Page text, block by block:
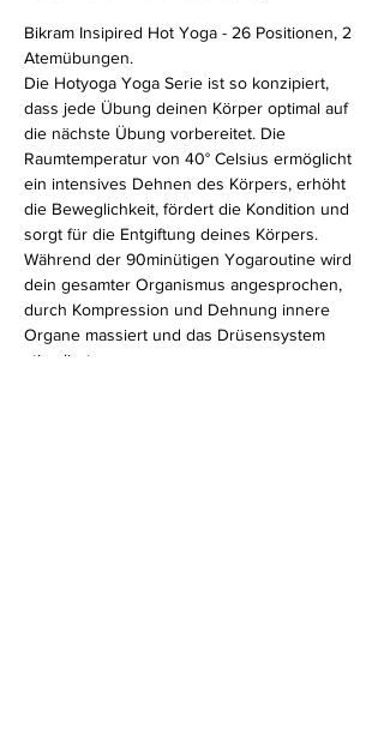
Bikram Insipired Hot Yoga - 26 Positionen, 2
Atemübungen.
Die Hotyoga Yoga Serie ist so konzipiert,
dass jede Übung deinen Körper optimal auf
die nächste Übung vorbereitet. Die
Raumtemperatur von 40° Celsius ermöglicht
ein intensives Dehnen des Körpers, erhöht
die Beweglichkeit, fördert die Kondition und
sorgt für die Entgiftung deines Körpers.
Während der 90minütigen Yogaroutine wird
dein gesamter Organismus angesprochen,
durch Kompression und Dehnung innere
Organe massiert und das Drüsensystem
stimuliert.